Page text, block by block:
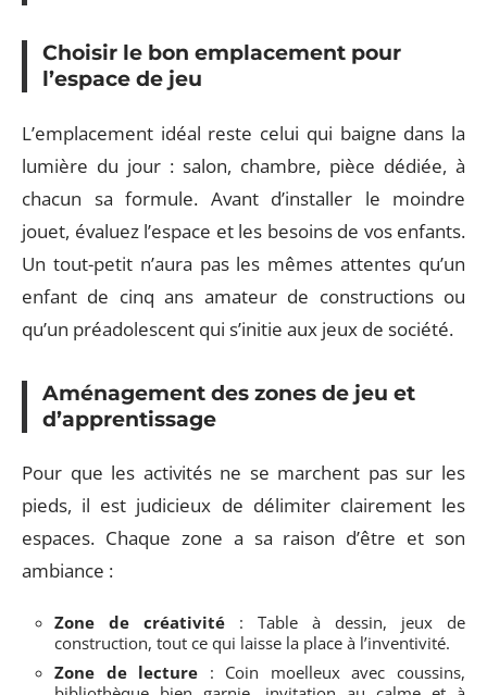
Choisir le bon emplacement pour
l’espace de jeu
L’emplacement idéal reste celui qui baigne dans la
lumière du jour : salon, chambre, pièce dédiée, à
chacun sa formule. Avant d’installer le moindre
jouet, évaluez l’espace et les besoins de vos enfants.
Un tout-petit n’aura pas les mêmes attentes qu’un
enfant de cinq ans amateur de constructions ou
qu’un préadolescent qui s’initie aux jeux de société.
Aménagement des zones de jeu et
d’apprentissage
Pour que les activités ne se marchent pas sur les
pieds, il est judicieux de délimiter clairement les
espaces. Chaque zone a sa raison d’être et son
ambiance :
Zone de créativité : Table à dessin, jeux de
construction, tout ce qui laisse la place à l’inventivité.
Zone de lecture : Coin moelleux avec coussins,